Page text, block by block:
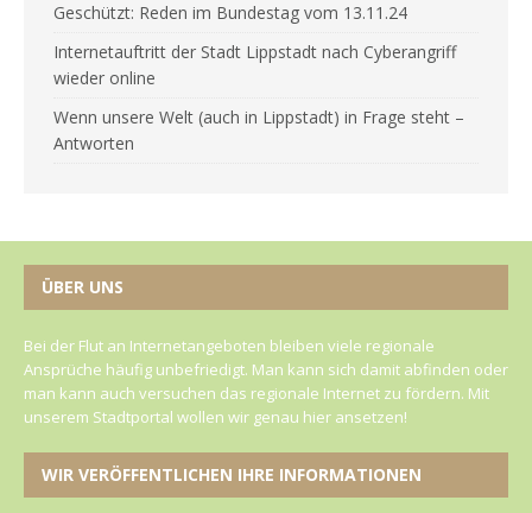
Geschützt: Reden im Bundestag vom 13.11.24
Internetauftritt der Stadt Lippstadt nach Cyberangriff
wieder online
Wenn unsere Welt (auch in Lippstadt) in Frage steht –
Antworten
ÜBER UNS
Bei der Flut an Internetangeboten bleiben viele regionale
Ansprüche häufig unbefriedigt. Man kann sich damit abfinden oder
man kann auch versuchen das regionale Internet zu fördern. Mit
unserem Stadtportal wollen wir genau hier ansetzen!
WIR VERÖFFENTLICHEN IHRE INFORMATIONEN